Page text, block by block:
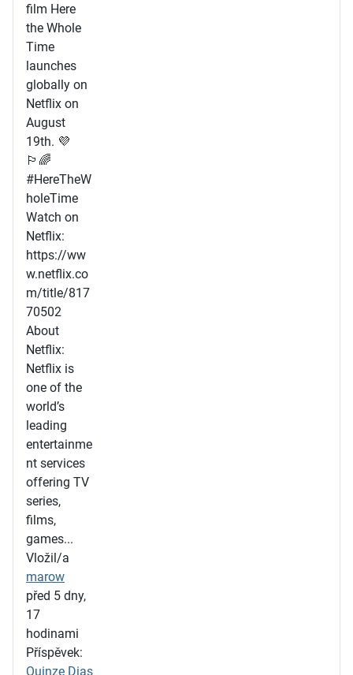
film Here
the Whole
Time
launches
globally on
Netflix on
August
19th. 💜
🏳️‍🌈
#HereTheW
holeTime
Watch on
Netflix:
https://ww
w.netflix.co
m/title/817
70502
About
Netflix:
Netflix is
one of the
world’s
leading
entertainme
nt services
offering TV
series,
films,
games...
Vložil/a
marow
před 5 dny,
17
hodinami
Příspěvek:
Quinze Dias